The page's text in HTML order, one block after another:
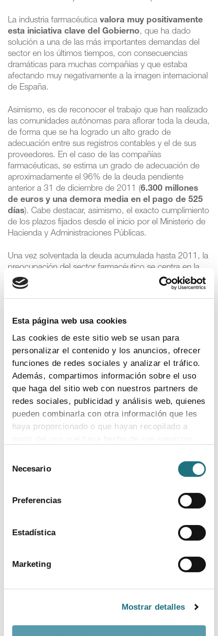
Esta página web usa cookies
Las cookies de este sitio web se usan para
personalizar el contenido y los anuncios, ofrecer
funciones de redes sociales y analizar el tráfico.
Además, compartimos información sobre el uso
que haga del sitio web con nuestros partners de
redes sociales, publicidad y análisis web, quienes
pueden combinarla con otra información que les
haya proporcionado o que hayan recopilado a
Para más información puede acceder a nuestra
Necesario
Preferencias
Estadística
Marketing
Mostrar detalles
La industria farmacéuticavalora muy positivamente
esta iniciativa clave del Gobierno, que ha dado
solución a una de las más importantes demandas del
sector en los últimos tiempos, con consecuencias
dramáticas para muchas compañías y que estaba
afectando muy negativamente a la imagen internacional
de España.
Asimismo, es de reconocer el trabajo que han realizado
las comunidades autónomas para aflorar toda la deuda,
de forma que se ha logrado un alto grado de
adecuación entre sus registros contables y el de sus
proveedores. En el caso de las compañías
farmacéuticas, se estima un grado de adecuación de
aproximadamente el 96% de la deuda pendiente
anterior a 31 de diciembre de 2011 (6.300 millones
de euros y una demora media en el pago de 525
días). Cabe destacar, asimismo, el exacto cumplimiento
de los plazos fijados desde el inicio por el Ministerio de
Hacienda y Administraciones Públicas.
Una vez solventada la deuda acumulada hasta 2011, la
preocupación del sector farmacéutico se centra en la
normalización de los pagos futuros
. Aunque aún es
pronto para valorarlo, parece que persisten los
problemas de liquidez de las comunidades, por lo que
en el mecanismo de financiación, con los remanentes
existentes, las obligaciones pendientes de pago del
primer semestre de 2012.Es de esperar que a partir
de ahora el ritmo de pagos se normalice
acuerdo con lo previsto en la recientemente aprobada
Ley de Estabilidad Presupuestaria y la propia Ley de
Lucha contra la Morosidad.
Legislación ,Normativa
Para más información
Comunicación Farmaindustria
Correo Electrónico:
prensa@farmaindustria.es
Web: https://www.farmaindustria.es/web/prensa/